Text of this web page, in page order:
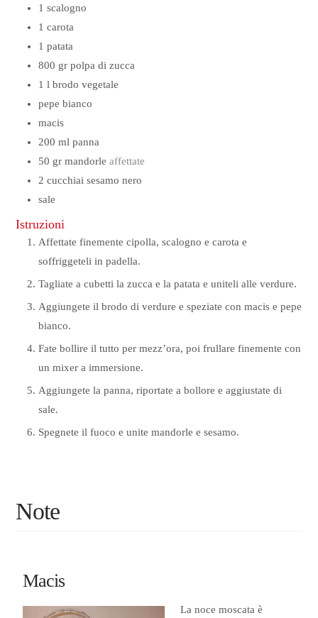
1 scalogno
1 carota
1 patata
800 gr polpa di zucca
1 l brodo vegetale
pepe bianco
macis
200 ml panna
50 gr mandorleaffettate
2 cucchiai sesamo nero
sale
Istruzioni
Affettate finemente cipolla, scalogno e carota e
soffriggeteli in padella.
Tagliate a cubetti la zucca e la patata e uniteli alle verdure.
Aggiungete il brodo di verdure e speziate con macis e pepe
bianco.
Fate bollire il tutto per mezz’ora, poi frullare finemente con
un mixer a immersione.
Aggiungete la panna, riportate a bollore e aggiustate di
sale.
Spegnete il fuoco e unite mandorle e sesamo.
Note
Macis
La noce moscata è